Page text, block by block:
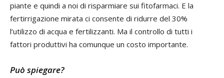
piante e quindi a noi di risparmiare sui fitofarmaci. E la
fertirrigazione mirata ci consente di ridurre del 30%
l’utilizzo di acqua e fertilizzanti. Ma il controllo di tutti i
fattori produttivi ha comunque un costo importante.
Può spiegare?